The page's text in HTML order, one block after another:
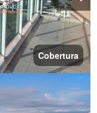
Cobertura